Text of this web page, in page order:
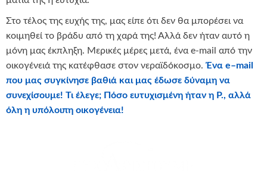
Στο τέλος της ευχής της, μας είπε ότι δεν θα μπορέσει να
κοιμηθεί το βράδυ από τη χαρά της! Αλλά δεν ήταν αυτό η
μόνη μας έκπληξη. Μερικές μέρες μετά, ένα e-mail από την
οικογένειά της κατέφθασε στον νεραϊδόκοσμο. Ένα e–mail
που μας συγκίνησε βαθιά και μας έδωσε δύναμη να
συνεχίσουμε! Τι έλεγε; Πόσο ευτυχισμένη ήταν η Ρ., αλλά
όλη η υπόλοιπη οικογένεια!